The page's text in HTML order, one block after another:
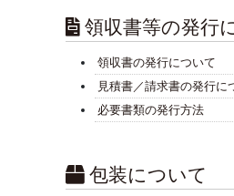
領収書等の発行
領収書の発行について
見積書／請求書の発行に
必要書類の発行方法
包装について